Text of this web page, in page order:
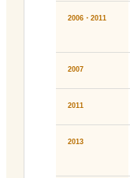
2006・2011
2007
2011
2013